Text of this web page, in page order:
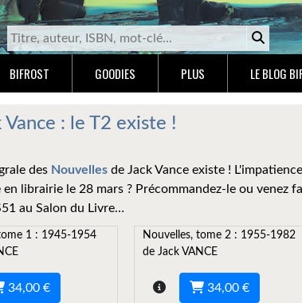
BIFROST GOODIES PLUS LE BLOG
Vance : le T2 existe !
des Nouvelles de Jack Vance existe ! L'impatience
librairie le 28 mars ? Précommandez-le ou venez
au Salon du Livre…
1 : 1945-1954
34,00 €
Nouvelles, tome 2 : 1955-1982
de Jack VANCE
34,00 €